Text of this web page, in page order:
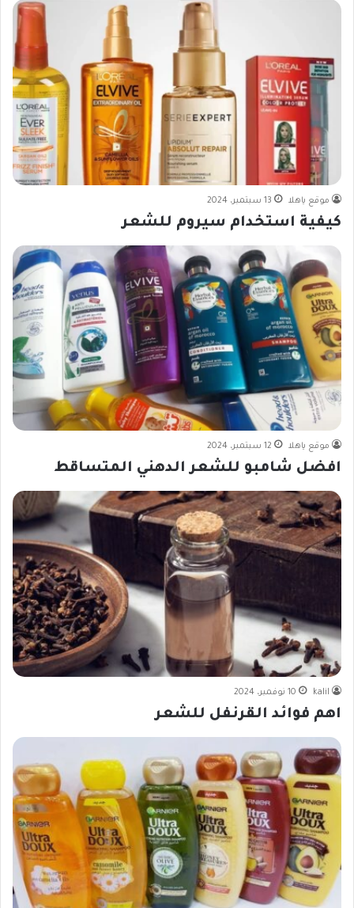
موقع ياهلا 13 سبتمبر، 2024
كيفية استخدام سيروم للشعر
موقع ياهلا 12 سبتمبر، 2024
افضل شامبو للشعر الدهني المتساقط
kalil 10 نوفمبر، 2024
اهم فوائد القرنفل للشعر